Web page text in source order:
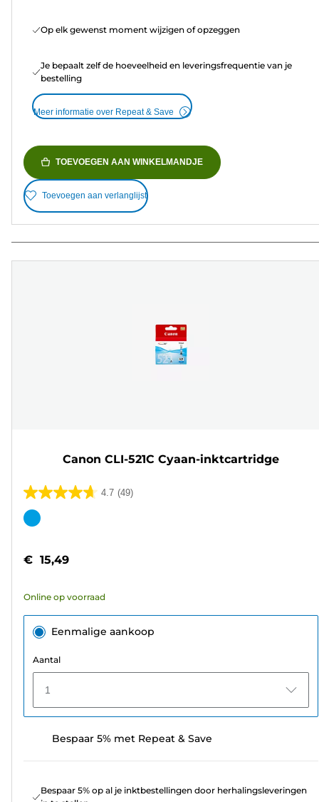
Op elk gewenst moment wijzigen of opzeggen
Je bepaalt zelf de hoeveelheid en leveringsfrequentie van je
bestelling
Meer informatie over Repeat & Save
TOEVOEGEN AAN WINKELMANDJE
Toevoegen aan verlanglijst
Canon CLI-521C Cyaan-inktcartridge
4.7 (49)
4.7
van
sterren.
beoordelingen
Kleurencartridge
€ 15,49
Online op voorraad
Eenmalige aankoop
Aantal
1
Bespaar 5% met Repeat & Save
Bespaar 5% op al je inktbestellingen door herhalingsleveringen